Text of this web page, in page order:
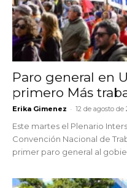
Paro general en
primero Más
Erika Gimenez - 12 de agosto de
Este martes el Plenario
Convención Nacional de
primer paro general al